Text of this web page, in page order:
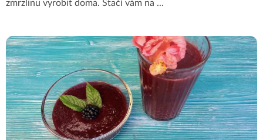
zmrzlinu vyrobit doma. Stačí vám na ...